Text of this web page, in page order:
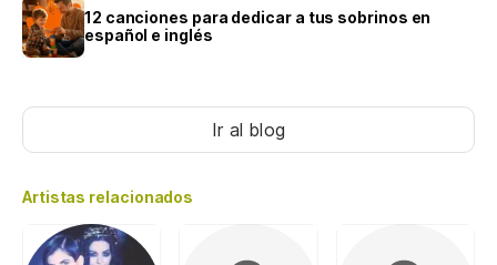
12 canciones para dedicar a tus sobrinos en
español e inglés
Ir al blog
Artistas relacionados